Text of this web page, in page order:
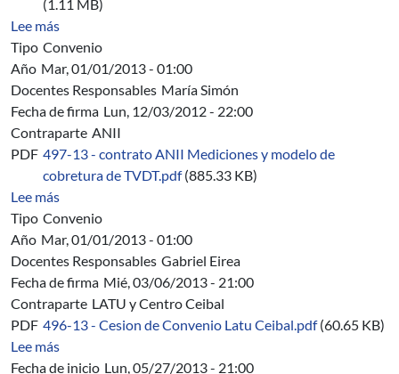
(1.11 MB)
Lee mássobre 498/13 - Soletanche Bachy Uruguay SA y
Tipo Convenio
Año Mar, 01/01/2013 - 01:00
Docentes Responsables María Simón
Fecha de firma Lun, 12/03/2012 - 22:00
Contraparte ANII
PDF 497-13 - contrato ANII Mediciones y modelo de
cobretura de TVDT.pdf (885.33 KB)
Lee mássobre 497/13 - ANII - Mediciones y modelo de
Tipo Convenio
Año Mar, 01/01/2013 - 01:00
Docentes Responsables Gabriel Eirea
Fecha de firma Mié, 03/06/2013 - 21:00
Contraparte LATU y Centro Ceibal
PDF 496-13 - Cesion de Convenio Latu Ceibal.pdf (60.65 KB)
Lee mássobre 496/13 - Cesion del Convenio Específico LATU y
Fecha de inicio Lun, 05/27/2013 - 21:00